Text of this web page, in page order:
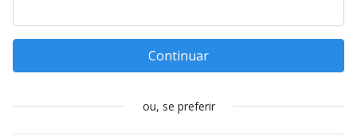
Continuar
ou, se preferir